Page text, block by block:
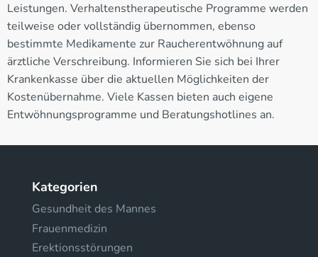
Leistungen. Verhaltenstherapeutische Programme werden
teilweise oder vollständig übernommen, ebenso
bestimmte Medikamente zur Raucherentwöhnung auf
ärztliche Verschreibung. Informieren Sie sich bei Ihrer
Krankenkasse über die aktuellen Möglichkeiten der
Kostenübernahme. Viele Kassen bieten auch eigene
Entwöhnungsprogramme und Beratungshotlines an.
Kategorien
Gesundheit des Mannes
Frauenmedizin
Erektionsstörungen